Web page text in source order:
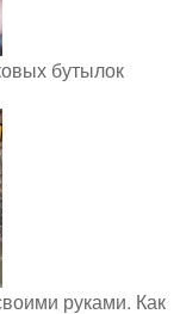
бутылок
руками. Как